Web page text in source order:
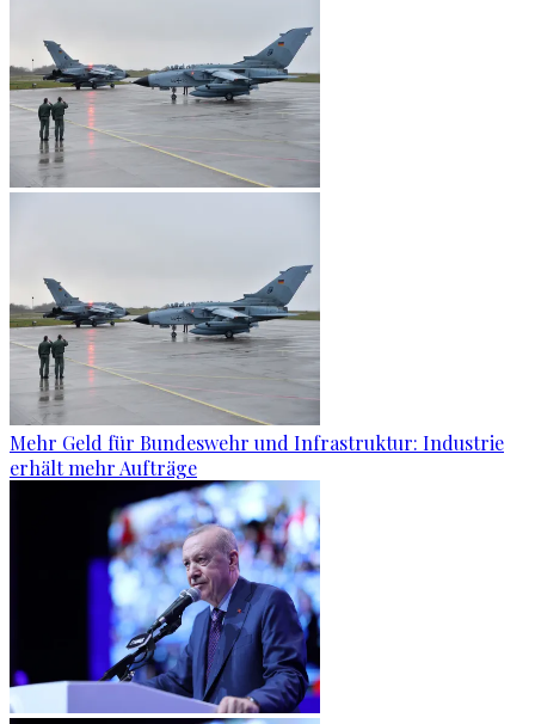
Mehr Geld für Bundeswehr und Infrastruktur: Industrie
erhält mehr Aufträge